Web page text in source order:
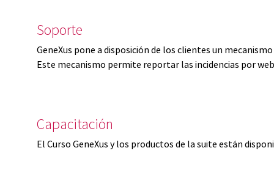
Soporte
GeneXus pone a disposición de los clientes un
Este mecanismo permite reportar las incidencias por
Capacitación
El Curso GeneXus y los productos de la suite están